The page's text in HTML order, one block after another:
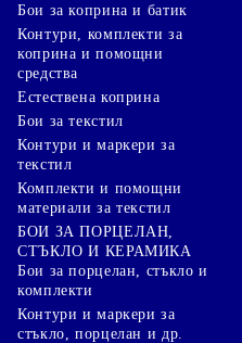
Бои за коприна и батик
Контури, комплекти за
коприна и помощни
средства
Естествена коприна
Бои за текстил
Контури и маркери за
текстил
Комплекти и помощни
материали за текстил
БОИ ЗА ПОРЦЕЛАН,
СТЪКЛО И КЕРАМИКА
Бои за порцелан, стъкло и
комплекти
Контури и маркери за
стъкло, порцелан и др.